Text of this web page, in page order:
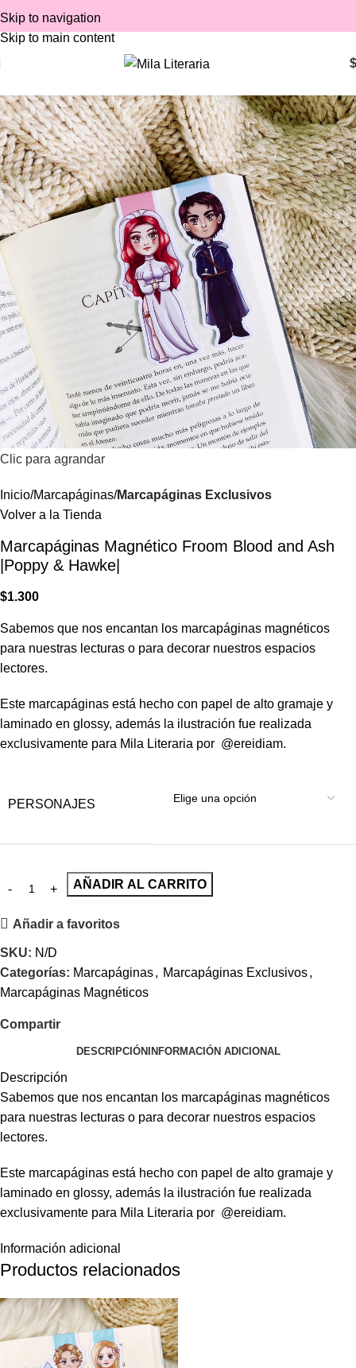
Skip to navigation
Skip to main content
$
Clic para agrandar
Inicio Marcapáginas Marcapáginas Exclusivos
Volver a la Tienda
Marcapáginas Magnético Froom Blood and Ash
|Poppy & Hawke|
$1.300
Sabemos que nos encantan los marcapáginas magnéticos
para nuestras lecturas o para decorar nuestros espacios
lectores.
Este marcapáginas está hecho con papel de alto gramaje y
laminado en glossy, además la ilustración fue realizada
exclusivamente para Mila Literaria por @ereidiam.
PERSONAJES
AÑADIR AL CARRITO
Añadir a favoritos
SKU: N/D
Categorías: Marcapáginas, Marcapáginas Exclusivos,
Marcapáginas Magnéticos
Compartir
DESCRIPCIÓN INFORMACIÓN ADICIONAL
Descripción
Sabemos que nos encantan los marcapáginas magnéticos
para nuestras lecturas o para decorar nuestros espacios
lectores.
Este marcapáginas está hecho con papel de alto gramaje y
laminado en glossy, además la ilustración fue realizada
exclusivamente para Mila Literaria por @ereidiam.
Información adicional
Productos relacionados